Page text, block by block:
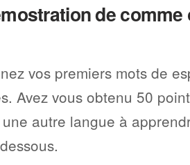
de comme
vos premiers mots de
Avez vous obtenu 50
autre langue à